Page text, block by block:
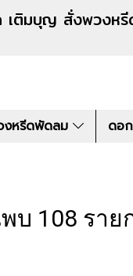
รีดด่วน
งหรีดพัดลม ดอ
บ 108 ราย